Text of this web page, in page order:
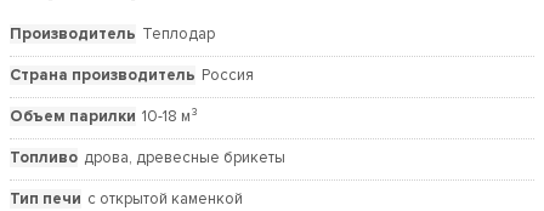
Производитель Теплодар
Страна производитель Россия
Объем парилки 10-18 м³
Топливо дрова, древесные брикеты
Тип печи с открытой каменкой